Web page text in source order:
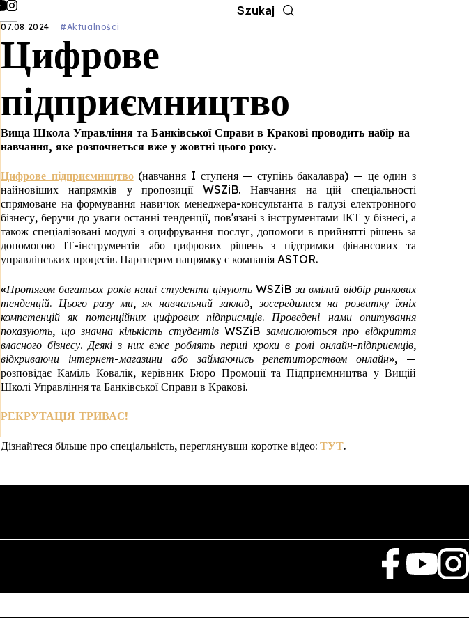
07.08.2024 #Aktualności
Цифрове
підприємництво
Вища Школа Управління та Банківської Справи в Кракові проводить набір на
навчання, яке розпочнеться вже у жовтні цього року.
Цифрове підприємництво(навчання I ступеня — ступінь бакалавра) — це один з
найновіших напрямків у пропозиції WSZiB. Навчання на цій спеціальності
спрямоване на формування навичок менеджера-консультанта в галузі електронного
бізнесу, беручи до уваги останні тенденції, пов'язані з інструментами ІКТ у бізнесі, а
також спеціалізовані модулі з оцифрування послуг, допомоги в прийнятті рішень за
допомогою ІТ-інструментів або цифрових рішень з підтримки фінансових та
управлінських процесів. Партнером напрямку є компанія ASTOR.
«Протягом багатьох років наші студенти цінують WSZiB за вмілий відбір ринкових
тенденцій. Цього разу ми, як навчальний заклад, зосередилися на розвитку їхніх
компетенцій як потенційних цифрових підприємців. Проведені нами опитування
показують, що значна кількість студентів WSZiB замислюються про відкриття
власного бізнесу. Деякі з них вже роблять перші кроки в ролі онлайн-підприємців,
відкриваючи інтернет-магазини або займаючись репетиторством онлайн», —
розповідає Каміль Ковалік, керівник Бюро Промоції та Підприємництва у Вищій
Школі Управління та Банківської Справи в Кракові.
РЕКРУТАЦІЯ ТРИВАЄ!
Дізнайтеся більше про спеціальність, переглянувши коротке відео: ТУТ.